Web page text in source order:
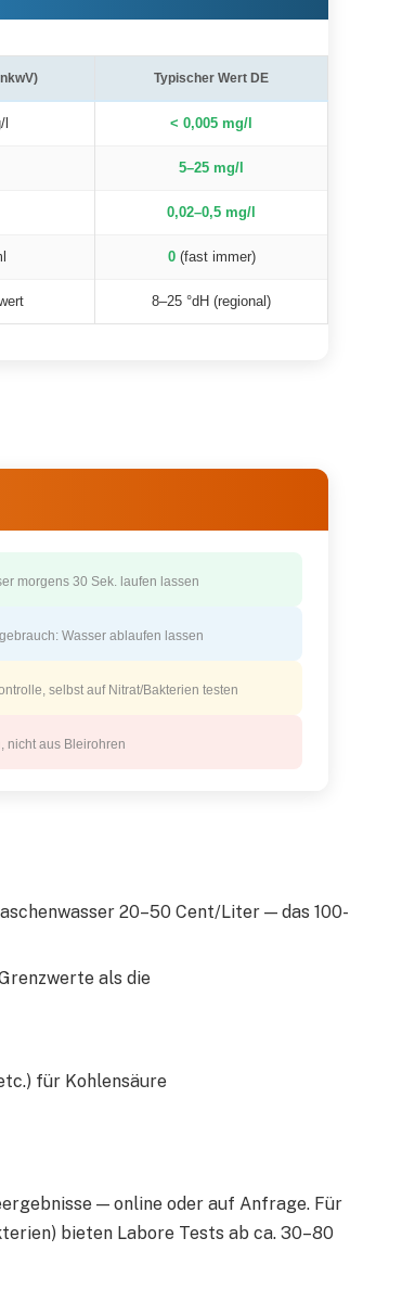
Typischer Wert DE
l < 0,005 mg/l
5–25 mg/l
0,02–0,5 mg/l
0(fast immer)
8–25 °dH (regional)
morgens 30 Sek. laufen lassen
Wasser ablaufen lassen
selbst auf Nitrat/Bakterien testen
nicht aus Bleirohren
20–50 Cent/Liter — das 100-
als die
für Kohlensäure
— online oder auf Anfrage. Für
bieten Labore Tests ab ca. 30–80